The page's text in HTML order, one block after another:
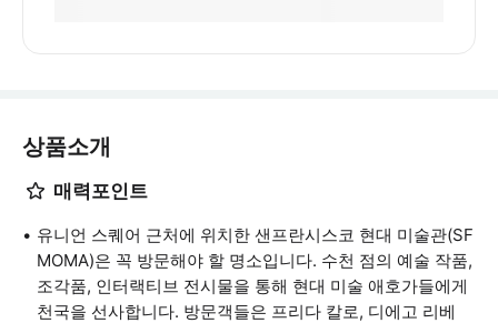
상품소개
매력포인트
유니언 스퀘어 근처에 위치한 샌프란시스코 현대 미술관(SF
MOMA)은 꼭 방문해야 할 명소입니다. 수천 점의 예술 작품,
조각품, 인터랙티브 전시물을 통해 현대 미술 애호가들에게
천국을 선사합니다. 방문객들은 프리다 칼로, 디에고 리베